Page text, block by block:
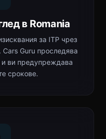
в Romania
за ITP чрез
Guru проследява
и ви предупреждава
срокове.